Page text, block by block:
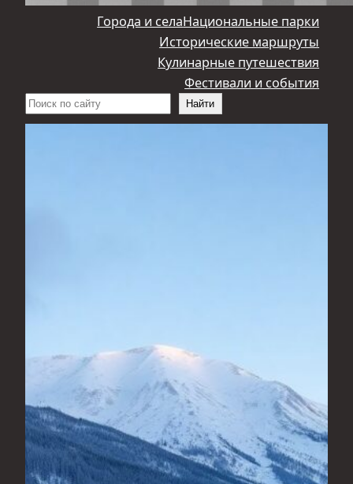
Города и селаНациональные парки
Исторические маршруты
Кулинарные путешествия
Фестивали и события
Поиск
Найти